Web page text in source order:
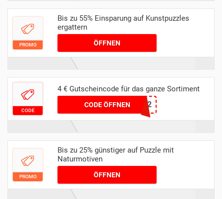
PROMO
Bis zu 55% Einsparung auf Kunstpuzzles
ergattern
ÖFFNEN
CODE
4 € Gutscheincode für das ganze Sortiment
CODE ÖFFNENIPUZDE22
PROMO
Bis zu 25% günstiger auf Puzzle mit
Naturmotiven
ÖFFNEN